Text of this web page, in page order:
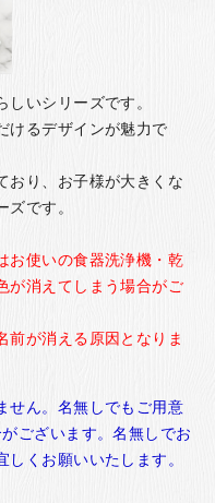
いシリーズです。
けるデザインが魅力で
おり、お子様が大きくな
です。
お使いの食器洗浄機・乾
が消えてしまう場合がご
前が消える原因となりま
せん。名無しでもご用意
ございます。名無しでお
くお願いいたします。